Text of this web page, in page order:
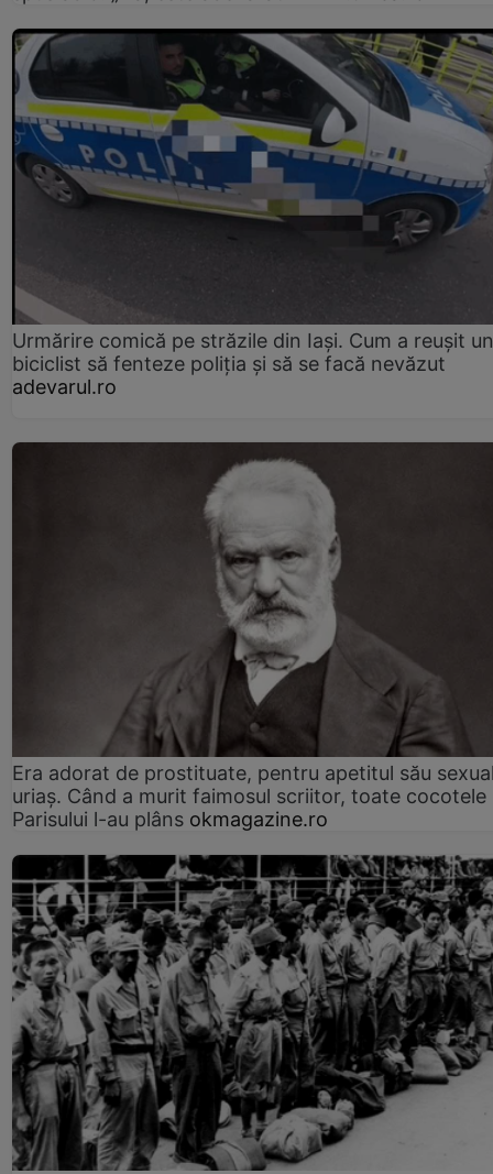
Urmărire comică pe străzile din Iași. Cum a reușit un
biciclist să fenteze poliția și să se facă nevăzut
adevarul.ro
Era adorat de prostituate, pentru apetitul său
uriaș. Când a murit faimosul scriitor, toate cocotele
Parisului l-au plâns okmagazine.ro